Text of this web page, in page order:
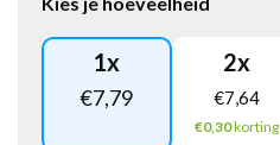
1x
€7,79
2x
€7,64
€0,30korting